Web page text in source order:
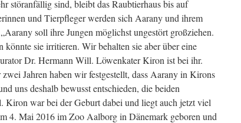
störanfällig sind, bleibt das Raubtierhaus bis auf
und Tierpfleger werden sich Aarany und ihrem
soll ihre Jungen möglichst ungestört großziehen.
sie irritieren. Wir behalten sie aber über eine
Dr. Hermann Will. Löwenkater Kiron ist bei ihr.
Jahren haben wir festgestellt, dass Aarany in Kirons
uns deshalb bewusst entschieden, die beiden
Kiron war bei der Geburt dabei und liegt auch jetzt viel
4. Mai 2016 im Zoo Aalborg in Dänemark geboren und